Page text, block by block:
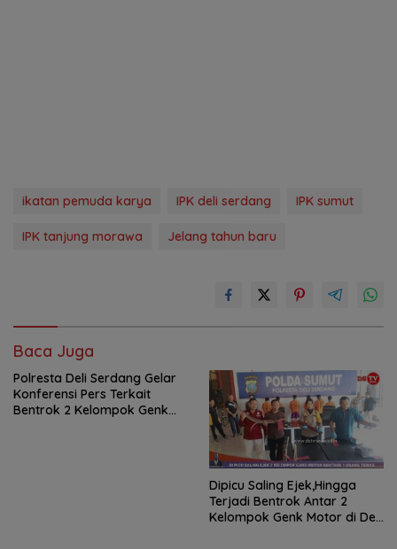
ikatan pemuda karya IPK deli serdang IPK sumut
IPK tanjung morawa Jelang tahun baru
Baca Juga
Polresta Deli Serdang Gelar
Konferensi Pers Terkait
Bentrok 2 Kelompok Genk
Dipicu Saling Ejek,Hingga
Terjadi Bentrok Antar 2
Kelompok Genk Motor di Deli